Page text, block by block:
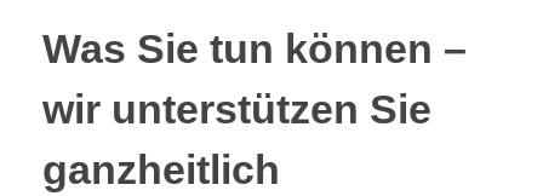
Was Sie tun können –
wir unterstützen Sie
ganzheitlich